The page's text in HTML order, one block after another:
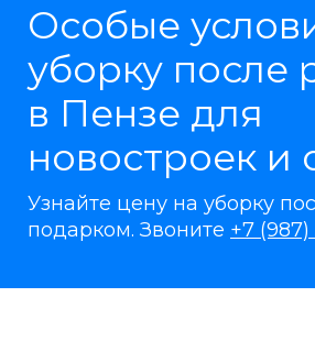
Особые
уборку после
в Пензе для
новостроек и
Узнайте цену на уборку
подарком. Звоните +7 (987)